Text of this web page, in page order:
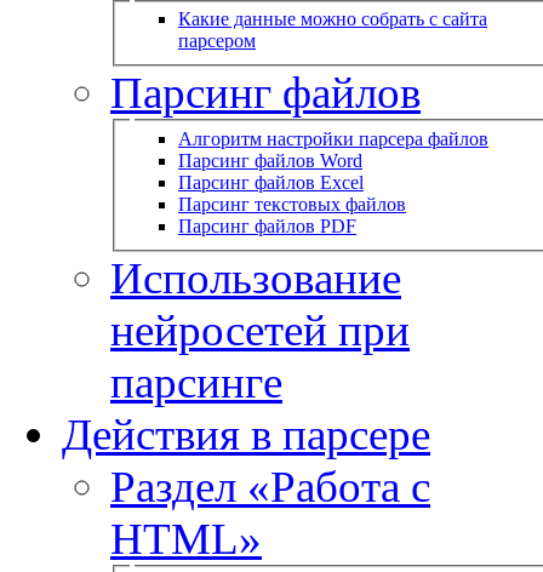
Какие данные можно собрать с сайта
парсером
Парсинг файлов
Алгоритм настройки парсера файлов
Парсинг файлов Word
Парсинг файлов Excel
Парсинг текстовых файлов
Парсинг файлов PDF
Использование
нейросетей при
парсинге
Действия в парсере
Раздел «Работа с
HTML»